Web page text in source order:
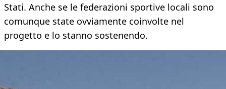
Stati. Anche se le federazioni sportive locali sono
comunque state ovviamente coinvolte nel
progetto e lo stanno sostenendo.